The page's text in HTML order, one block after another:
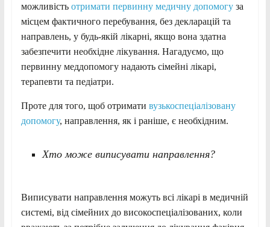
можливість отримати первинну медичну допомогуза
місцем фактичного перебування, без декларацій та
направлень, у будь-якій лікарні, якщо вона здатна
забезпечити необхідне лікування. Нагадуємо, що
первинну меддопомогу надають сімейні лікарі,
терапевти та педіатри.
Проте для того, щоб отримати вузькоспеціалізовану
допомогу, направлення, як і раніше, є необхідним.
Хто може виписувати направлення?
Виписувати направлення можуть всі лікарі в медичній
системі, від сімейних до високоспеціалізованих, коли